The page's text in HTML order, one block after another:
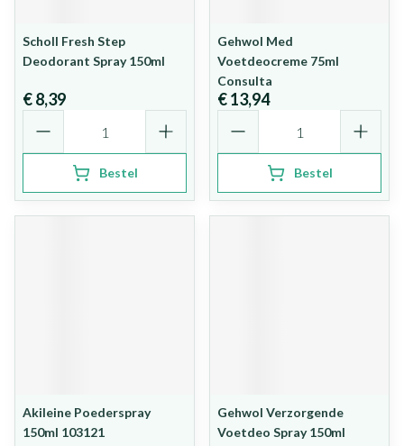
Scholl Fresh Step
Deodorant Spray 150ml
€ 8,39
Bestel
Gehwol Med
Voetdeocreme 75ml
Consulta
€ 13,94
Bestel
Akileine Poederspray
150ml 103121
Gehwol Verzorgende
Voetdeo Spray 150ml